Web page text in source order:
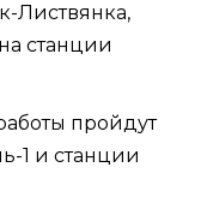
Листвянка,
станции
пройдут
1 и станции